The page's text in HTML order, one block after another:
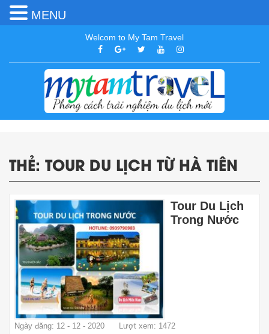
Welcom to My Tam Travel
THẺ: TOUR DU LỊCH TỪ HÀ TIÊN
Tour Du Lịch
Trong Nước
Ngày đăng: 12 - 12 - 2020 Lượt xem: 1472
MENU